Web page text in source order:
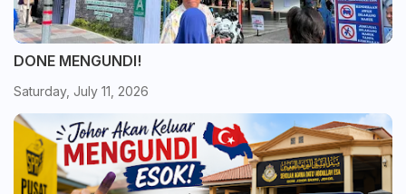
DONE MENGUNDI!
Saturday, July 11, 2026